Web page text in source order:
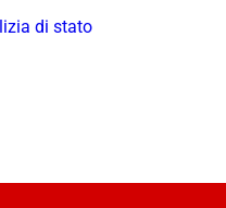
di stato